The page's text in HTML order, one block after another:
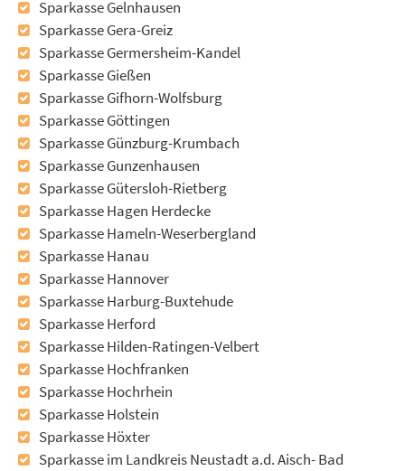
Sparkasse Gelnhausen
Sparkasse Gera-Greiz
Sparkasse Germersheim-Kandel
Sparkasse Gießen
Sparkasse Gifhorn-Wolfsburg
Sparkasse Göttingen
Sparkasse Günzburg-Krumbach
Sparkasse Gunzenhausen
Sparkasse Gütersloh-Rietberg
Sparkasse Hagen Herdecke
Sparkasse Hameln-Weserbergland
Sparkasse Hanau
Sparkasse Hannover
Sparkasse Harburg-Buxtehude
Sparkasse Herford
Sparkasse Hilden-Ratingen-Velbert
Sparkasse Hochfranken
Sparkasse Hochrhein
Sparkasse Holstein
Sparkasse Höxter
Sparkasse im Landkreis Neustadt a.d. Aisch- Bad